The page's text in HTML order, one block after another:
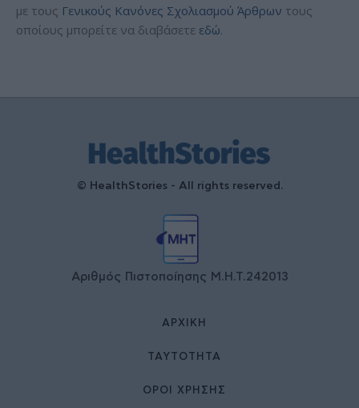
με τους Γενικούς Κανόνες Σχολιασμού Άρθρων τους
οποίους μπορείτε να διαβάσετε εδώ.
© HealthStories - All rights reserved.
Αριθμός Πιστοποίησης Μ.Η.Τ.242013
ΑΡΧΙΚΉ
ΤΑΥΤΌΤΗΤΑ
ΌΡΟΙ ΧΡΉΣΗΣ